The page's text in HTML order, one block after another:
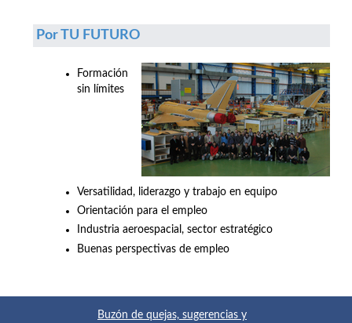
Por TU FUTURO
Formación
sin límites
Versatilidad, liderazgo y trabajo en equipo
Orientación para el empleo
Industria aeroespacial, sector estratégico
Buenas perspectivas de empleo
Buzón de quejas, sugerencias y